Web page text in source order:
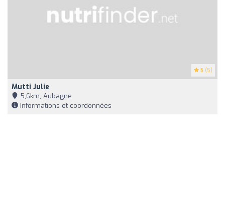
5 (5)
Mutti Julie
5,6km, Aubagne
Informations et coordonnées